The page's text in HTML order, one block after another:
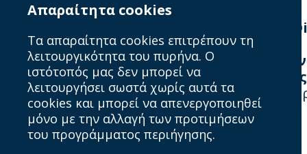
IAB Hellas: Οδηγός σου στον κόσμο του
ΣτονIAB Hellas, ο στόχος μας είναι απλός:
Μέσα απόεκπαιδευτικές δράσεις,
εξελίξεις και να αξιοποιούν τις
Τι κάνουμε στην πράξη:
Απαραίτητα cookies
Τα απαραίτητα cookies επιτρέπουν τη
λειτουργικότητα του πυρήνα. Ο
ιστότοπός μας δεν μπορεί να
λειτουργήσει σωστά χωρίς αυτά τα
cookies και μπορεί να απενεργοποιηθεί
μόνο με την αλλαγή των προτιμήσεων
του προγράμματος περιήγησης.